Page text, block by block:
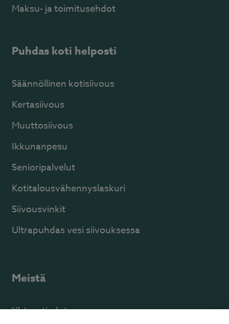
Maksu- ja toimitusehdot
Puhdas koti helposti
Säännöllinen kotisiivous
Kertasiivous
Muuttosiivous
Ikkunanpesu
Senioripalvelut
Kotitalousvähennyslaskuri
Siivousvinkit
Ultrapuhdas vesi siivouksessa
Meistä
Yhteystiedot